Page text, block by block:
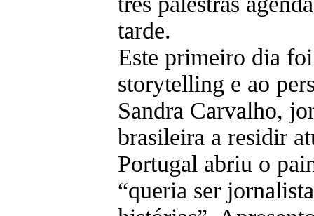
tarde.
Este primeiro dia
storytelling e ao
Sandra Carvalho,
brasileira a residir
Portugal abriu o
“queria ser